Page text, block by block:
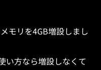
モリを4GB増設しまし
い方なら増設しなくて